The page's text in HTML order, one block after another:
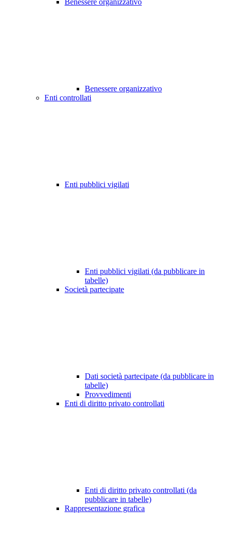
Benessere organizzativo
Benessere organizzativo
Enti controllati
Enti pubblici vigilati
Enti pubblici vigilati (da pubblicare in
tabelle)
Società partecipate
Dati società partecipate (da pubblicare in
tabelle)
Provvedimenti
Enti di diritto privato controllati
Enti di diritto privato controllati (da
pubblicare in tabelle)
Rappresentazione grafica